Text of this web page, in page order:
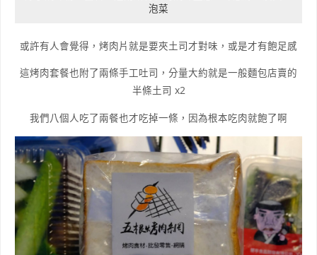
泡菜
或許有人會覺得，烤肉片就是要夾土司才對味，或是才有飽足感
這烤肉套餐也附了兩條手工吐司，分量大約就是一般麵包店賣的
半條土司 x2
我們八個人吃了兩餐也才吃掉一條，因為根本吃肉就飽了啊